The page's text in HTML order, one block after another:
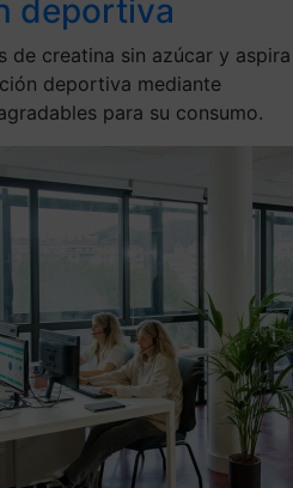
deportiva
de creatina sin azúcar y aspira
deportiva mediante
para su consumo.